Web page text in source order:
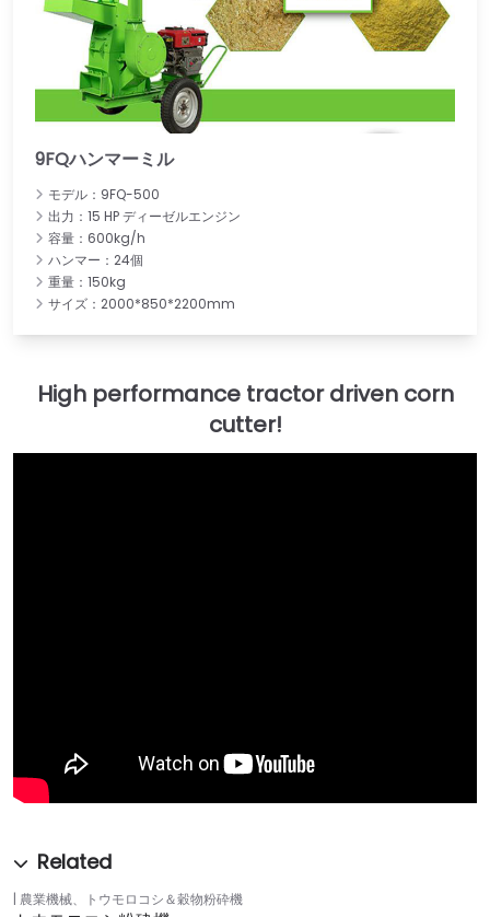
9FQハンマーミル
モデル：9FQ-500
出力：15 HP ディーゼルエンジン
容量：600kg/h
ハンマー：24個
重量：150kg
サイズ：2000*850*2200mm
農業機械、 トウモロコシ＆穀物粉砕機